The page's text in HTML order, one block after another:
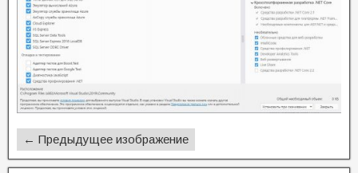
← Предыдущее изображение